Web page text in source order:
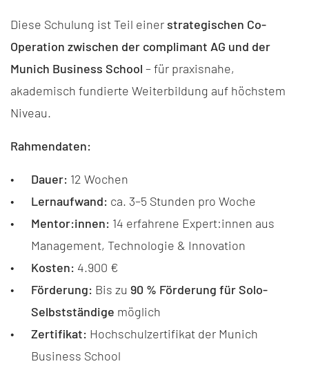
Diese Schulung ist Teil einer strategischen Co-
Operation zwischen der complimant AG und der
Munich Business School – für praxisnahe,
akademisch fundierte Weiterbildung auf höchstem
Niveau.
Rahmendaten:
Dauer: 12 Wochen
Lernaufwand: ca. 3–5 Stunden pro Woche
Mentor:innen: 14 erfahrene Expert:innen aus
Management, Technologie & Innovation
Kosten: 4.900 €
Förderung: Bis zu 90 % Förderung für Solo-
Selbstständige möglich
Zertifikat: Hochschulzertifikat der Munich
Business School